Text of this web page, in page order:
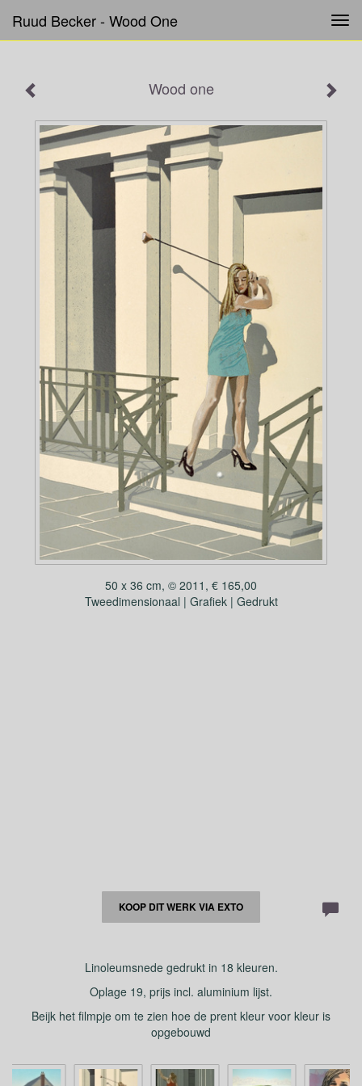
Ruud Becker - Wood One
Wood one
50 x 36 cm, © 2011, € 165,00
Tweedimensionaal | Grafiek | Gedrukt
KOOP DIT WERK VIA EXTO
Linoleumsnede gedrukt in 18 kleuren.
Oplage 19, prijs incl. aluminium lijst.
Beijk het filmpje om te zien hoe de prent kleur voor kleur is
opgebouwd